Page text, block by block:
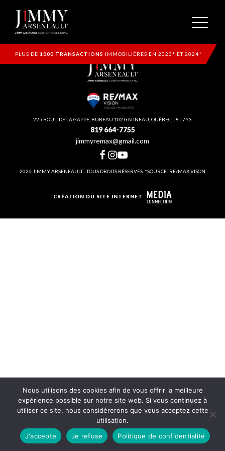
PLUS DE 1000 TRANSACTIONS IMMOBILIÈRES EN 2023* ET 2024*
225 BOUL. DE LA GAPPE, BUREAU 102 GATINEAU, QUÉBEC, J8T 7Y3
819 664-7755
jimmyremax@gmail.com
2026 JIMMY ARSENEAULT - TOUS DROITS RÉSERVÉS. *SOURCE: RE/MAX VISON
CRÉATION DU SITE INTERNET
Nous utilisons des cookies afin de vous offrir la meilleure
expérience possible sur notre site web. Si vous continuez à
utiliser ce site, nous considérerons que vous acceptez cette
utilisation.
J'accepte
Je refuse Politique de confidentialité